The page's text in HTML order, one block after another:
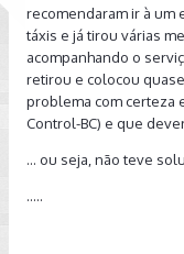
recomendaram ir à um
táxis e já tirou várias
acompanhando o
retirou e colocou
problema com certeza
Control-BC) e que
... ou seja, não teve
.....